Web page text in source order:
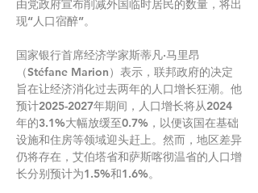
由党政府宣布削减外国临时居民的数量，将出
现“人口宿醉”。
国家银行首席经济学家斯蒂凡·马里昂
（Stéfane Marion）表示，联邦政府的决定
旨在让经济消化过去两年的人口增长狂潮。他
预计2025-2027年期间，人口增长将从2024
年的3.1%大幅放缓至0.7%，以便该国在基础
设施和住房等领域迎头赶上。然而，地区差异
仍将存在，艾伯塔省和萨斯喀彻温省的人口增
长分别预计为1.5%和1.6%。